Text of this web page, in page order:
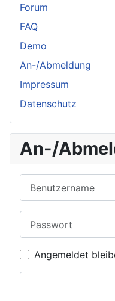
Forum
FAQ
Demo
An-/Abmeldung
Impressum
Datenschutz
An-/
Angemeldet